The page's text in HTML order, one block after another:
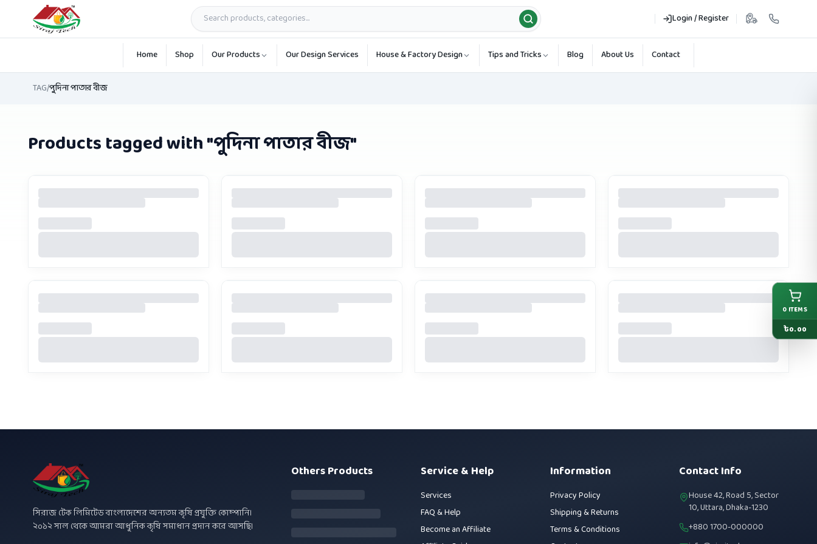
Login / Register
Skip to main content
Home Shop Our Products Our Design Services House & Factory Design Tips and Tricks Blog About Us Contact
TAG/পুদিনা পাতার বীজ
Products tagged with "পুদিনা পাতার বীজ"
সিরাজ টেক লিমিটেড বাংলাদেশের অন্যতম কৃষি প্রযুক্তি কোম্পানি।
২০১২ সাল থেকে আমরা আধুনিক কৃষি সমাধান প্রদান করে আসছি।
Others Products Service & Help
Services
FAQ & Help
Become an Affiliate
Information
Privacy Policy
Shipping & Returns
Terms & Conditions
Contact Info
House 42, Road 5, Sector
10, Uttara, Dhaka-1230
+880 1700-000000
0 ITEMS
৳0.00